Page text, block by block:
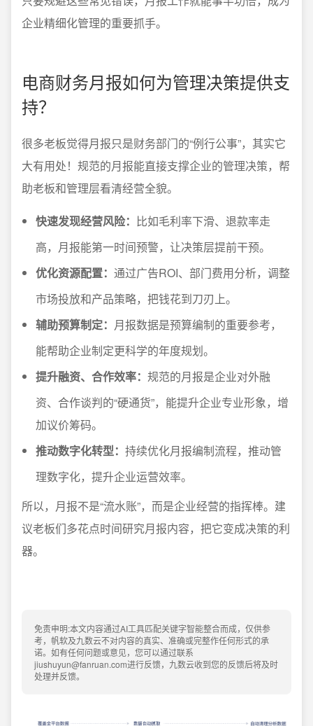
企业精细化管理的重要抓手。
电商财务月报如何为管理决策提供支
持？
很多老板觉得月报只是财务部门的“例行公事”，其实它
大有用处！规范的月报能直接支撑企业的管理决策，帮
助老板和管理层看清经营全貌。
快速发现经营风险： 比如毛利率下滑、退款率走
高，月报能第一时间预警，让决策层提前干预。
优化资源配置： 通过广告ROI、部门费用分析，调整
市场投放和产品策略，把钱花到刀刃上。
辅助预算制定： 月报数据是预算编制的重要参考，
能帮助企业制定更科学的年度规划。
提升融资、合作效率： 规范的月报是企业对外融
资、合作谈判的“硬通货”，能提升企业专业形象，增
加议价筹码。
推动数字化转型： 持续优化月报编制流程，推动管
理数字化，提升企业运营效率。
所以，月报不是“流水账”，而是企业经营的指挥棒。建
议老板们多花点时间研究月报内容，把它变成决策的利
器。
免责申明:本文内容通过AI工具匹配关键字智能整合而成，仅供参
考，帆软及九数云不对内容的真实、准确或完整作任何形式的承
诺。如有任何问题或意见，您可以通过联系
jiushuyun@fanruan.com进行反馈，九数云收到您的反馈后将及时
处理并反馈。